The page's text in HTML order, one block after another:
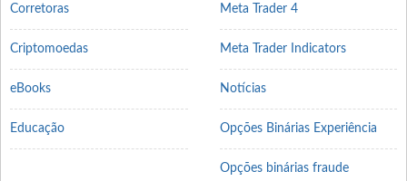
Corretoras
Criptomoedas
eBooks
Educação
Meta Trader 4
Meta Trader Indicators
Notícias
Opções Binárias Experiência
Opções binárias fraude